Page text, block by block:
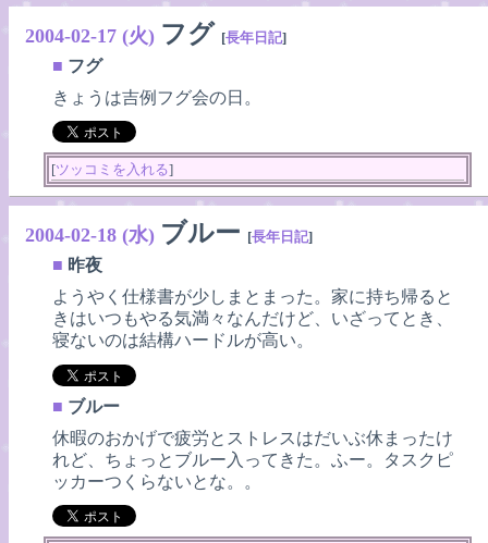
2004-02-17 (火) フグ [長年日記]
■ フグ
きょうは吉例フグ会の日。
[ツッコミを入れる]
2004-02-18 (水) ブルー [長年日記]
■ 昨夜
ようやく仕様書が少しまとまった。家に持ち帰ると
きはいつもやる気満々なんだけど、いざってとき、
寝ないのは結構ハードルが高い。
■ ブルー
休暇のおかげで疲労とストレスはだいぶ休まったけ
れど、ちょっとブルー入ってきた。ふー。タスクピ
ッカーつくらないとな。。